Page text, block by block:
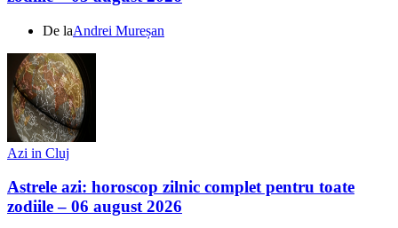
De laAndrei Mureșan
Azi in Cluj
Astrele azi: horoscop zilnic complet pentru toate
zodiile – 06 august 2026